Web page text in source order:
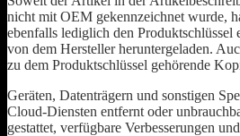
nicht mit OEM gekennzeichnet wurde,
ebenfalls lediglich den Produktschlüssel
von dem Hersteller heruntergeladen.
zu dem Produktschlüssel gehörende
Geräten, Datenträgern und sonstigen
Cloud-Diensten entfernt oder
gestattet, verfügbare Verbesserungen